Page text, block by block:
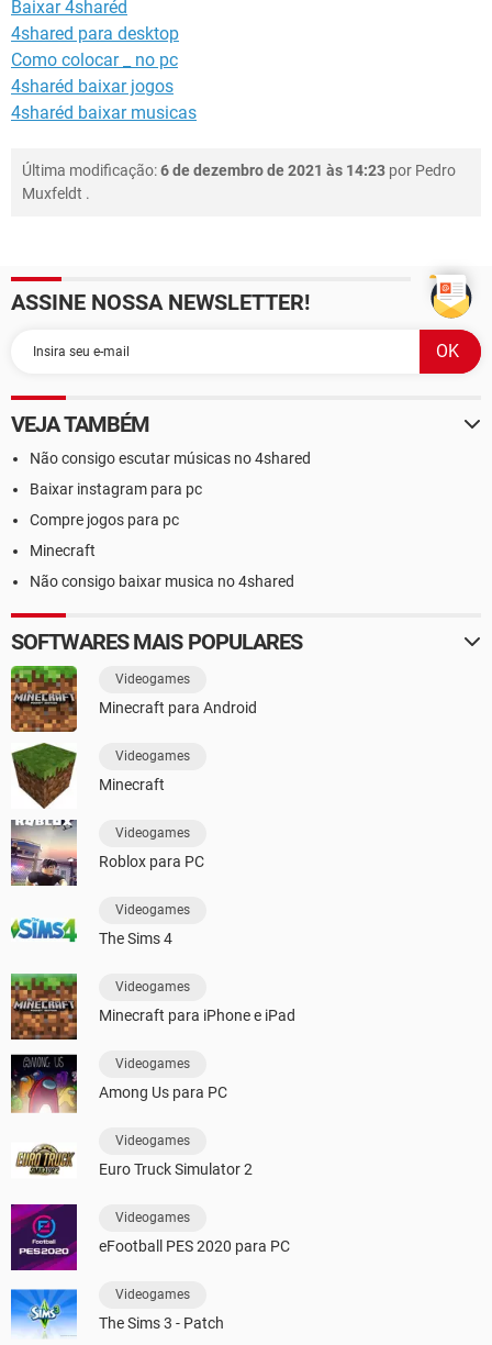
Baixar 4sharéd
4shared para desktop
Como colocar _ no pc
4sharéd baixar jogos
4sharéd baixar musicas
Última modificação:6 de dezembro de 2021 às 14:23 por Pedro
Muxfeldt .
ASSINE NOSSA NEWSLETTER!
VEJA TAMBÉM
Não consigo escutar músicas no 4shared
Baixar instagram para pc
Compre jogos para pc
Minecraft
Não consigo baixar musica no 4shared
SOFTWARES MAIS POPULARES
Videogames
Minecraft para Android
Videogames
Minecraft
Videogames
Roblox para PC
Videogames
The Sims 4
Videogames
Minecraft para iPhone e iPad
Videogames
Among Us para PC
Videogames
Euro Truck Simulator 2
Videogames
eFootball PES 2020 para PC
Videogames
The Sims 3 - Patch